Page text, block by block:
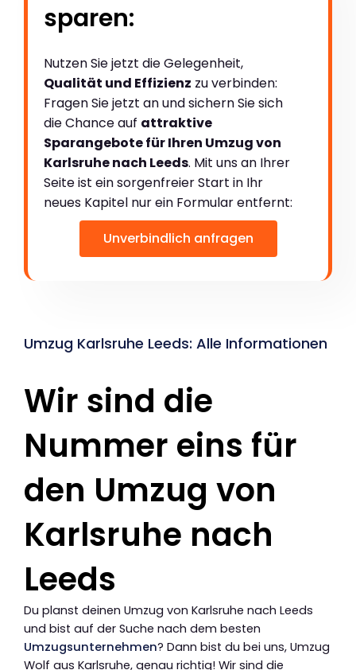
sparen:
Nutzen Sie jetzt die Gelegenheit,
Qualität und Effizienz zu verbinden:
Fragen Sie jetzt an und sichern Sie sich
die Chance auf attraktive
Sparangebote für Ihren Umzug von
Karlsruhe nach Leeds. Mit uns an Ihrer
Seite ist ein sorgenfreier Start in Ihr
neues Kapitel nur ein Formular entfernt:
Unverbindlich anfragen
Umzug Karlsruhe Leeds: Alle Informationen
Wir sind die
Nummer eins für
den Umzug von
Karlsruhe nach
Leeds
Du planst deinen Umzug von Karlsruhe nach Leeds
und bist auf der Suche nach dem besten
Umzugsunternehmen? Dann bist du bei uns, Umzug
Wolf aus Karlsruhe, genau richtig! Wir sind die